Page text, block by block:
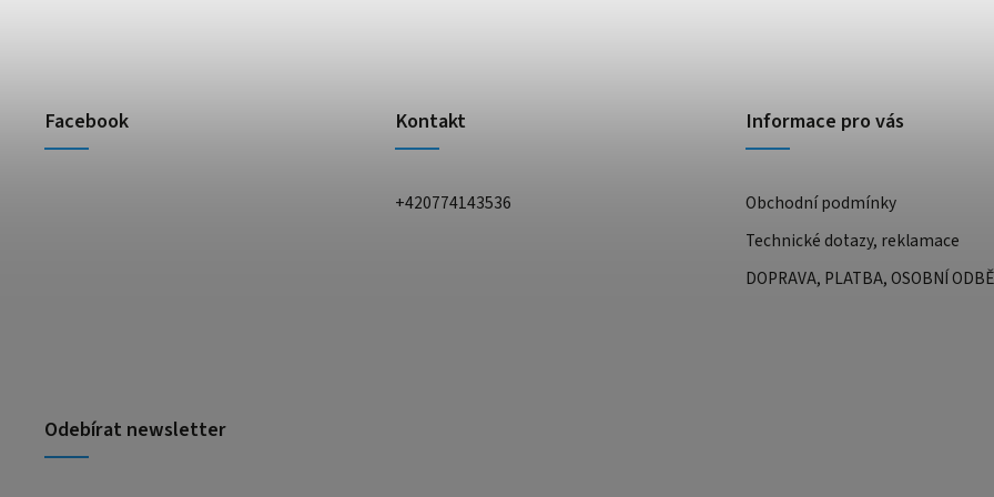
Facebook Kontakt
+420774143536
Informace pro vás
Obchodní podmínky
Technické dotazy, reklamace
DOPRAVA, PLATBA, OSOBNÍ
Odebírat newsletter